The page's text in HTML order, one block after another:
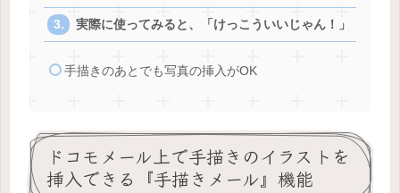
実際に使ってみると、「けっこういいじゃん！」
手描きのあとでも写真の挿入がOK
ドコモメール上で手描きのイラストを
挿入できる『手描きメール』機能